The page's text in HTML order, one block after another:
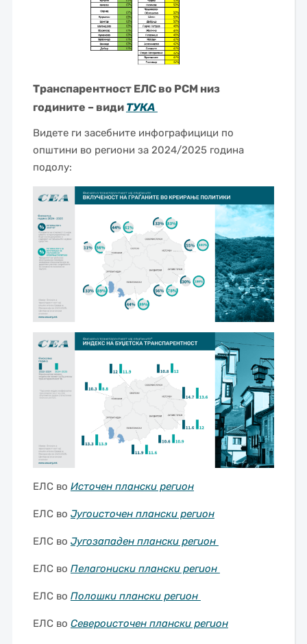
Транспарентност ЕЛС во РСМ низ
годините – види ТУКА
Видете ги засебните инфографицици по
општини во региони за 2024/2025 година
подолу:
ЕЛС во Источен плански регион
ЕЛС во Југоисточен плански регион
ЕЛС во Југозападен плански регион
ЕЛС во Пелагониски плански регион
ЕЛС во Полошки плански регион
ЕЛС во Североисточен плански регион